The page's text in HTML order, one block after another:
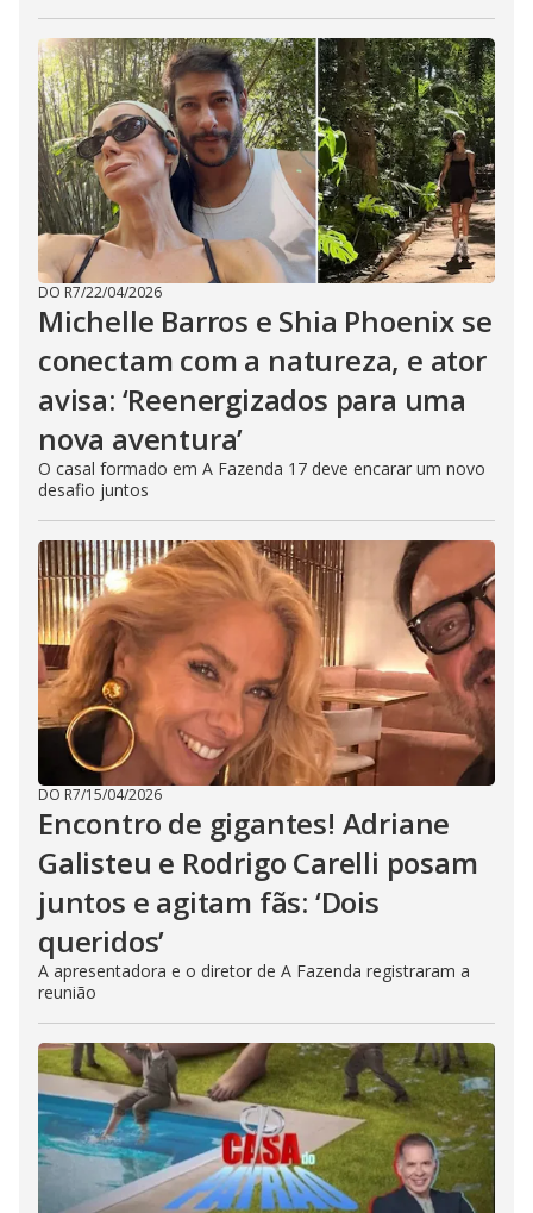
DO R7/22/04/2026
Michelle Barros e Shia Phoenix se
conectam com a natureza, e ator
avisa: ‘Reenergizados para uma
nova aventura’
O casal formado em A Fazenda 17 deve encarar um novo
desafio juntos
DO R7/15/04/2026
Encontro de gigantes! Adriane
Galisteu e Rodrigo Carelli posam
juntos e agitam fãs: ‘Dois
queridos’
A apresentadora e o diretor de A Fazenda registraram a
reunião